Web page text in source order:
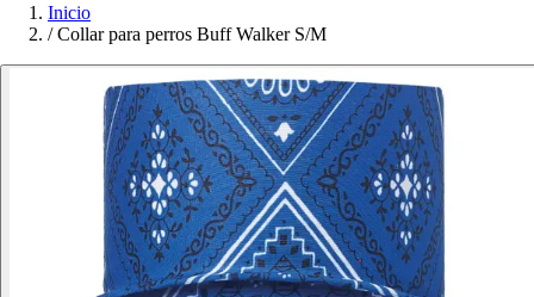
Inicio
/ Collar para perros Buff Walker S/M